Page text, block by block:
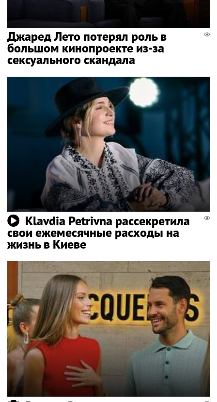
Джаред Лето потерял роль в
большом кинопроекте из-за
сексуального скандала
Klavdia Petrivna рассекретила
свои ежемесячные расходы на
жизнь в Киеве